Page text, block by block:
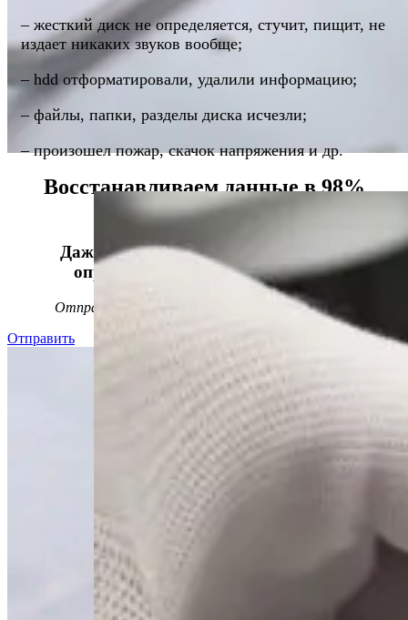
Восстанавливаем данные в 98%
случаев!
Даже, если носитель информации не
определяется, стучит или пищит.
Отправьте заявку на
диагностику
Отправить
– жесткий диск не определяется, стучит, пищит, не
издает никаких звуков вообще;
– hdd отформатировали, удалили информацию;
– файлы, папки, разделы диска исчезли;
– произошел пожар, скачок напряжения и др.